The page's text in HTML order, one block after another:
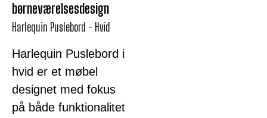
børneværelsesdesign
Harlequin Puslebord - Hvid
Harlequin Puslebord i
hvid er et møbel
designet med fokus
på både funktionalitet